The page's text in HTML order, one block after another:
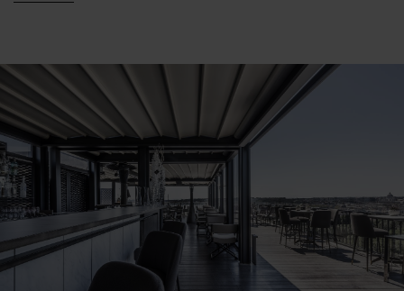
Pergotenda Maestro, que con
su diseño elegante y
personalizable, crea el ambiente
perfecto para una experiencia
única.